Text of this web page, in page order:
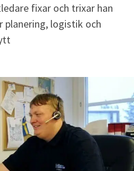
fixar och trixar han
planering, logistik och